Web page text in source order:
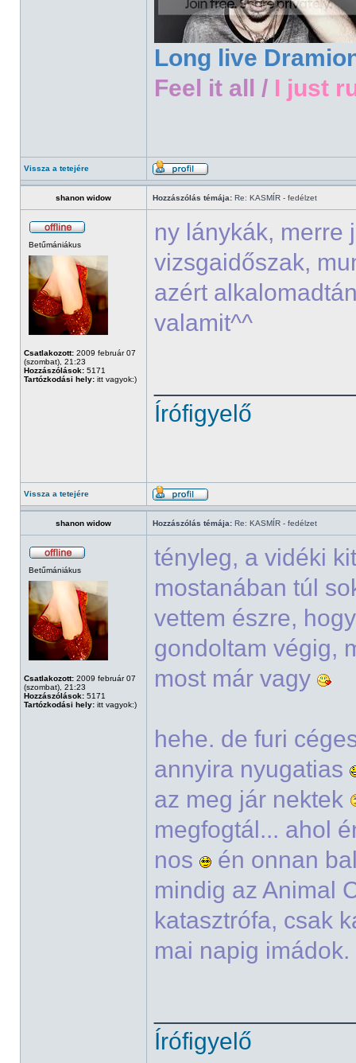
Long live
Feel it all / I just
Vissza a tetejére
shanon widow Hozzászólás témája: Re: KASMÍR - fedélzet
Betűmániákus
Csatlakozott: 2009 február 07
(szombat), 21:23
Hozzászólások: 5171
Tartózkodási hely: itt vagyok:)
ny lánykák, merre
vizsgaidőszak,
azért
valamit^^
Írófigyelő
Vissza a tetejére
shanon widow Hozzászólás témája: Re: KASMÍR - fedélzet
Betűmániákus
Csatlakozott: 2009 február 07
(szombat), 21:23
Hozzászólások: 5171
Tartózkodási hely: itt vagyok:)
tényleg, a vidéki
mostanában túl
vettem észre,
gondoltam végig,
most már vagy
hehe. de furi
annyira nyugatias
az meg jár nektek
megfogtál... ahol
nos
én onnan
mindig az Animal
katasztrófa, csak
mai napig
Írófigyelő